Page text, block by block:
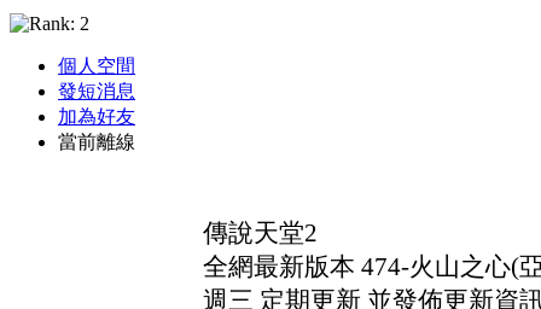
個人空間
發短消息
加為好友
當前離線
傳說天堂2
全網最新版本 474-火山之心(
週三 定期更新 並發佈更新資